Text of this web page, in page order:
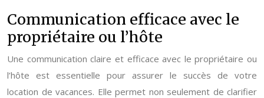
Communication efficace avec le
propriétaire ou l’hôte
Une communication claire et efficace avec le propriétaire ou
l’hôte est essentielle pour assurer le succès de votre
location de vacances. Elle permet non seulement de clarifier